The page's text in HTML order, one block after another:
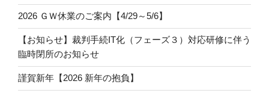
2026 ＧＷ休業のご案内【4/29～5/6】
【お知らせ】裁判手続IT化（フェーズ３）対応研修に伴う
臨時閉所のお知らせ
謹賀新年【2026 新年の抱負】